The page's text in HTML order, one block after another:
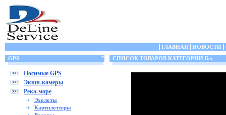
ГЛАВНАЯ НОВОСТИ
GPS
Носимые GPS
Экшн-камеры
Река-море
Эхолоты
Картплоттеры
СПИСОК ТОВАРОВ КАТЕГОРИИ Бег